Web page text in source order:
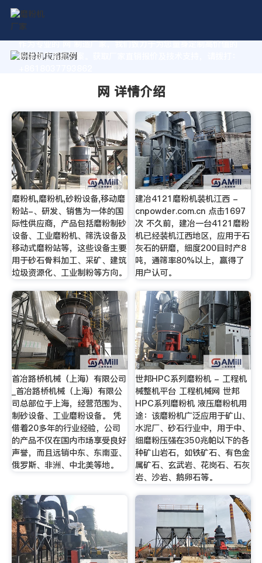
作为专业的 网 制造厂家，我们致力于为您量身定制高价值的
粉体加工系统方案。获取厂家直销报价及技术支持，请拨打：
网 详情介绍
磨粉机,磨粉机,砂粉设备,移动磨
粉站-、研发、销售为一体的国
际性供应商，产品包括磨粉制砂
设备、工业磨粉机、筛洗设备及
移动式磨粉站等，这些设备主要
用于砂石骨料加工、采矿、建筑
垃圾资源化、工业制粉等方向。
建冶4121磨粉机装机江西 -
cnpowder.com.cn 点击1697
次 不久前，建冶一台4121磨粉
机已经装机江西地区，应用于石
灰石的研磨，细度200目时产8
吨，通筛率80%以上，赢得了
用户认可。
首冶路桥机械（上海）有限公司
_首冶路桥机械（上海）有限公
司总部位于上海，经营范围为、
制砂设备、工业磨粉设备。 凭
借着20多年的行业经验，公司
的产品不仅在国内市场享受良好
声誉，而且远销中东、东南亚、
俄罗斯、非洲、中北美等地。
世邦HPC系列磨粉机 - 工程机
械整机平台 工程机械网 世邦
HPC系列磨粉机 液压磨粉机用
途：该磨粉机广泛应用于矿山、
水泥厂、砂石行业中，用于中、
细磨粉压强在350兆帕以下的各
种矿山岩石，如铁矿石、有色金
属矿石、玄武岩、花岗石、石灰
岩、沙岩、鹅卵石等。